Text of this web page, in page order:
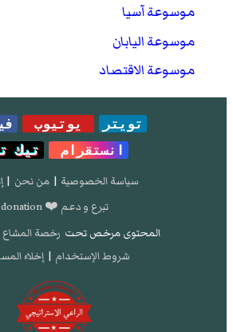
موسوعة آسيا
موسوعة اليابان
موسوعة الاقتصاد
تويتر يوتيوب
انستقرام
تيك
سياسة الخصوصية | من نحن |
تبرع و دعم ❤️ donation
المحتوى مرخص تحت رخصة المشاع
شروط الإستخدام | إخلاء